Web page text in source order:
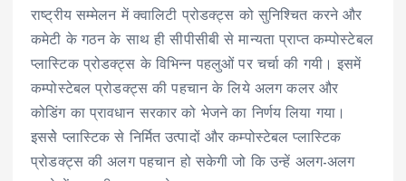
राष्ट्रीय सम्मेलन में क्वालिटी प्रोडक्ट्स को सुनिश्चित करने और
कमेटी के गठन के साथ ही सीपीसीबी से मान्यता प्राप्त कम्पोस्टेबल
प्लास्टिक प्रोडक्ट्स के विभिन्न पहलुओं पर चर्चा की गयी। इसमें
कम्पोस्टेबल प्रोडक्ट्स की पहचान के लिये अलग कलर और
कोडिंग का प्रावधान सरकार को भेजने का निर्णय लिया गया।
इससेे प्लास्टिक से निर्मित उत्पादों और कम्पोस्टेबल प्लास्टिक
प्रोडक्ट्स की अलग पहचान हो सकेगी जो कि उन्हें अलग-अलग